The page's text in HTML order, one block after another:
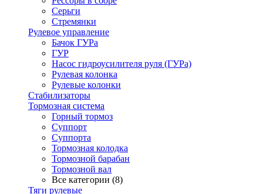
Серьги
Стремянки
Рулевое управление
Бачок ГУРа
ГУР
Насос гидроусилителя руля (ГУРа)
Рулевая колонка
Рулевые колонки
Стабилизаторы
Тормозная система
Горный тормоз
Суппорт
Суппорта
Тормозная колодка
Тормозной барабан
Тормозной вал
Все категории (8)
Тяги рулевые